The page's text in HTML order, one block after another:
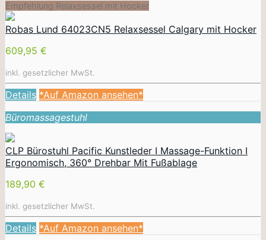
Empfehlung Relaxsessel mit Hocker
Robas Lund 64023CN5 Relaxsessel Calgary mit Hocker
609,95 €
inkl. gesetzlicher MwSt.
Details *Auf Amazon ansehen*
Büromassagestuhl
CLP Bürostuhl Pacific Kunstleder I Massage-Funktion I
Ergonomisch, 360° Drehbar Mit Fußablage
189,90 €
inkl. gesetzlicher MwSt.
Details *Auf Amazon ansehen*